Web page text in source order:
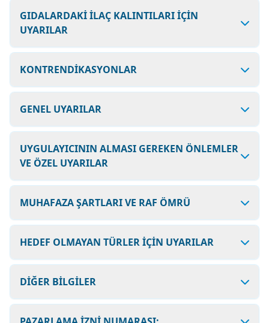
GIDALARDAKİ İLAÇ KALINTILARI İÇİN
UYARILAR
KONTRENDİKASYONLAR
GENEL UYARILAR
UYGULAYICININ ALMASI GEREKEN ÖNLEMLER
VE ÖZEL UYARILAR
MUHAFAZA ŞARTLARI VE RAF ÖMRÜ
HEDEF OLMAYAN TÜRLER İÇİN UYARILAR
DİĞER BİLGİLER